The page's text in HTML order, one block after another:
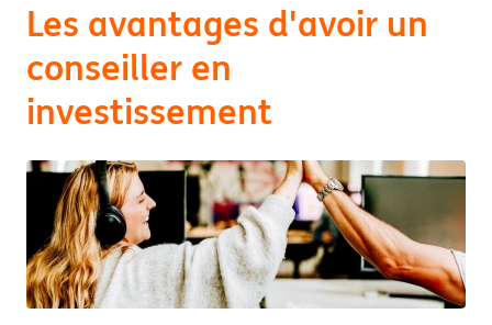
Les avantages d'avoir un
conseiller en
investissement